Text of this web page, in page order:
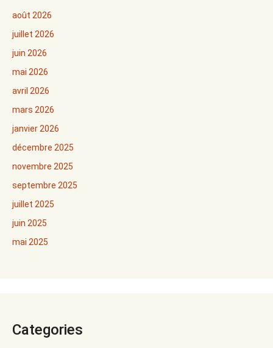
août 2026
juillet 2026
juin 2026
mai 2026
avril 2026
mars 2026
janvier 2026
décembre 2025
novembre 2025
septembre 2025
juillet 2025
juin 2025
mai 2025
Categories